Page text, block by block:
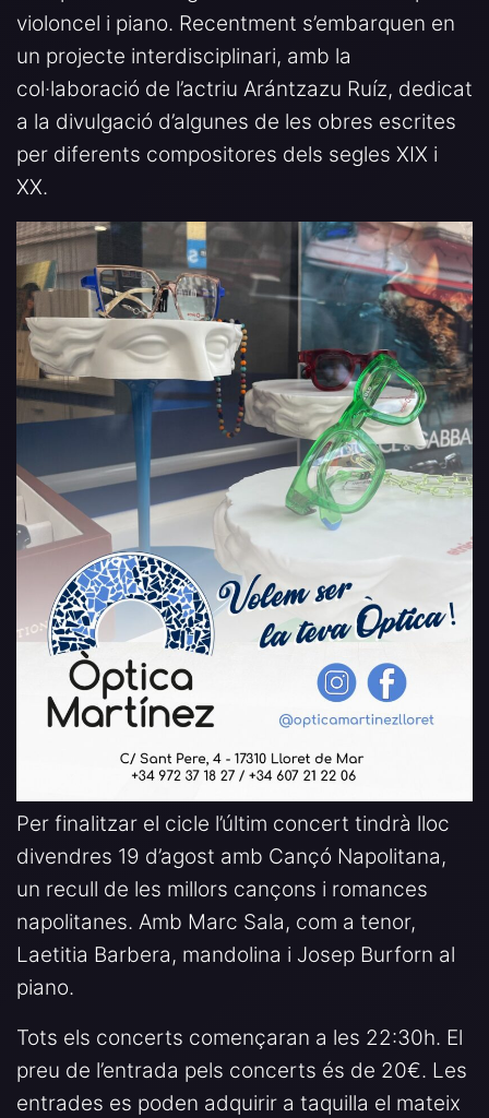
violoncel i piano. Recentment s’embarquen en
un projecte interdisciplinari, amb la
col·laboració de l’actriu Arántzazu Ruíz, dedicat
a la divulgació d’algunes de les obres escrites
per diferents compositores dels segles XIX i
XX.
Per finalitzar el cicle l’últim concert tindrà lloc
divendres 19 d’agost amb Cançó Napolitana,
un recull de les millors cançons i romances
napolitanes. Amb Marc Sala, com a tenor,
Laetitia Barbera, mandolina i Josep Burforn al
piano.
Tots els concerts començaran a les 22:30h. El
preu de l’entrada pels concerts és de 20€. Les
entrades es poden adquirir a taquilla el mateix